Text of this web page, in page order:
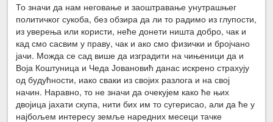
То значи да нам неговање и заоштравање унутрашњег
политичког сукоба, без обзира да ли то радимо из глупости,
из уверења или користи, неће донети ништа добро, чак и
кад смо сасвим у праву, чак и ако смо физички и бројчано
јачи. Можда се сад више да изградити на чињеници да и
Воја Коштуница и Чеда Јовановић данас искрено страхују
од будућности, иако сваки из својих разлога и на свој
начин. Наравно, то не значи да очекујем како ће њих
двојица јахати скупа, нити бих им то сугерисао, али да ће у
најбољем интересу земље наредних месеци тачке